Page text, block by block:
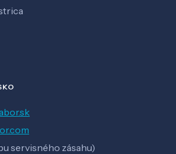
servisného zásahu)